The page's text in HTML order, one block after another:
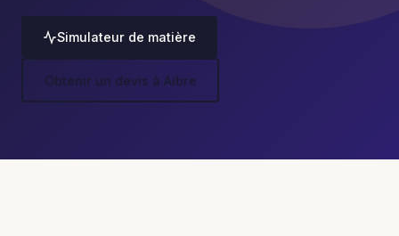
Simulateur de matière
Obtenir un devis à Aibre